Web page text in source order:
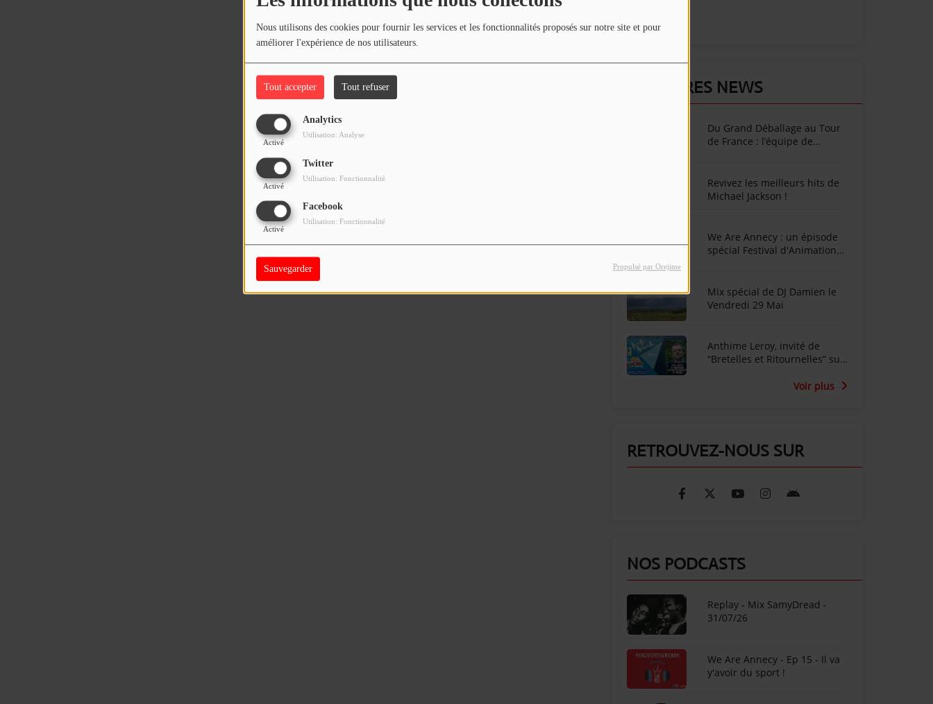
Nous utilisons des cookies pour fournir les services et les fonctionnalités proposés sur notre site et pour
améliorer l'expérience de nos utilisateurs.
Tout accepter Tout refuser
Analytics
Activé
Utilisation: Analyse
Twitter
Activé
Utilisation: Fonctionnalité
Facebook
Activé
Utilisation: Fonctionnalité
Sauvegarder Propulsé par Orejime
DERNIÈRES NEWS
Du Grand Déballage au Tour
de France : l’équipe de
Revivez les meilleurs hits de
Michael Jackson !
We Are Annecy : un épisode
spécial Festival d'Animation
Mix spécial de DJ Damien le
Vendredi 29 Mai
Anthime Leroy, invité de
“Bretelles et Ritournelles” sur
Voir plus
RETROUVEZ-NOUS SUR
NOS PODCASTS
Replay - Mix SamyDread -
31/07/26
We Are Annecy - Ep 15 - Il va
y'avoir du sport !